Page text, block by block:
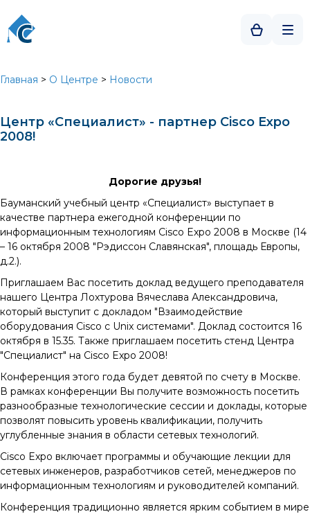
Главная > О Центре > Новости
Центр «Специалист» - партнер Cisco Expo
2008!
Дорогие друзья!
Бауманский учебный центр «Специалист» выступает в
качестве партнера ежегодной конференции по
информационным технологиям Cisco Expo 2008 в Москве (14
– 16 октября 2008 "Рэдиссон Славянская", площадь Европы,
д.2.).
Приглашаем Вас посетить доклад ведущего преподавателя
нашего Центра Лохтурова Вячеслава Александровича,
который выступит с докладом "Взаимодействие
оборудования Cisco с Unix системами". Доклад состоится 16
октября в 15.35. Также приглашаем посетить стенд Центра
"Специалист" на Cisco Expo 2008!
Конференция этого года будет девятой по счету в Москве.
В рамках конференции Вы получите возможность посетить
разнообразные технологические сессии и доклады, которые
позволят повысить уровень квалификации, получить
углубленные знания в области сетевых технологий.
Cisco Expo включает программы и обучающие лекции для
сетевых инженеров, разработчиков сетей, менеджеров по
информационным технологиям и руководителей компаний.
Конференция традиционно является ярким событием в мире